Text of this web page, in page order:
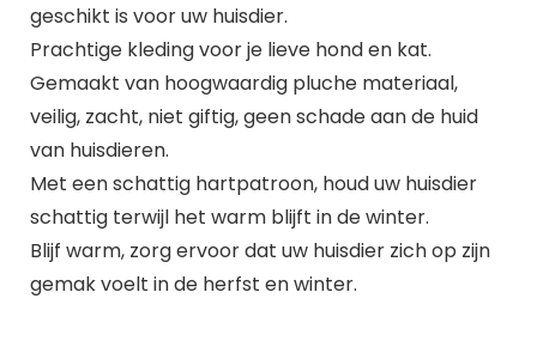
geschikt is voor uw huisdier.
Prachtige kleding voor je lieve hond en kat.
Gemaakt van hoogwaardig pluche materiaal,
veilig, zacht, niet giftig, geen schade aan de huid
van huisdieren.
Met een schattig hartpatroon, houd uw huisdier
schattig terwijl het warm blijft in de winter.
Blijf warm, zorg ervoor dat uw huisdier zich op zijn
gemak voelt in de herfst en winter.